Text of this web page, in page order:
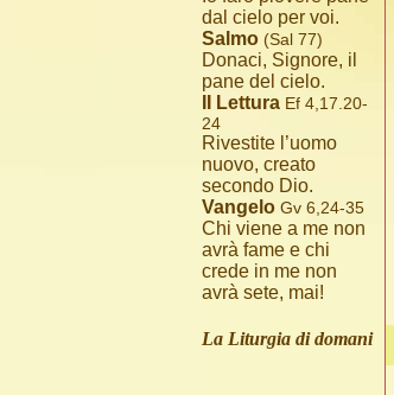
dal cielo per voi.
Salmo (Sal 77)
Donaci, Signore, il
pane del cielo.
II Lettura Ef 4,17.20-
24
Rivestite l’uomo
nuovo, creato
secondo Dio.
Vangelo Gv 6,24-35
Chi viene a me non
avrà fame e chi
crede in me non
avrà sete, mai!
La Liturgia di domani